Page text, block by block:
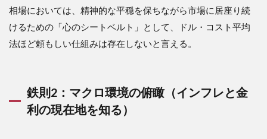
相場においては、精神的な平穏を保ちながら市場に居座り続
けるための「心のシートベルト」として、ドル・コスト平均
法ほど頼もしい仕組みは存在しないと言える。
鉄則2：マクロ環境の俯瞰（インフレと金
利の現在地を知る）